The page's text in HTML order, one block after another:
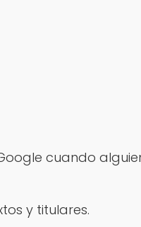
cuando
y titulares.